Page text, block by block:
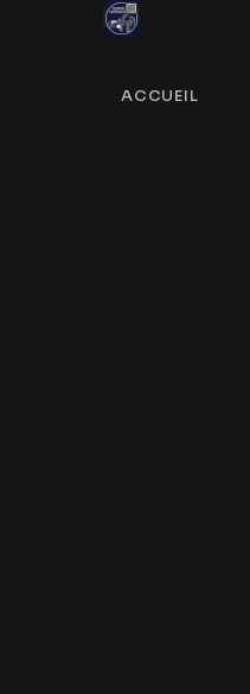
ACCUEIL